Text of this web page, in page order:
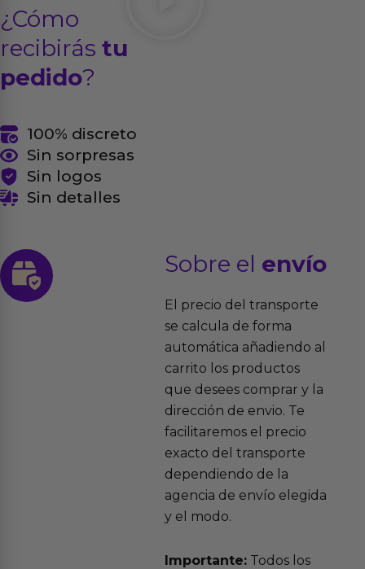
¿Cómo
recibirás tu
pedido?
100% discreto
Sin sorpresas
Sin logos
Sin detalles
Sobre el envío
El precio del transporte
se calcula de forma
automática añadiendo al
carrito los productos
que desees comprar y la
dirección de envio. Te
facilitaremos el precio
exacto del transporte
dependiendo de la
agencia de envío elegida
y el modo.
Importante:Todos los